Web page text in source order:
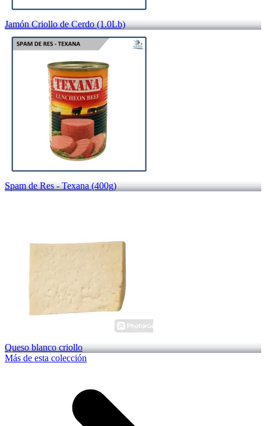
Jamón Criollo de Cerdo (1.0Lb)
Spam de Res - Texana (400g)
Queso blanco criollo
Más de esta colección